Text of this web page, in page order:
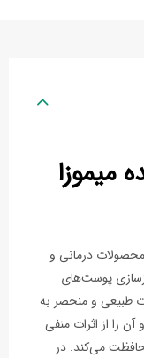
میموزا
سی گل 10% یکی از محصولات درمانی و
پوست‌های
طبیعی و منحصر به
را از اثرات منفی
می‌کند. در